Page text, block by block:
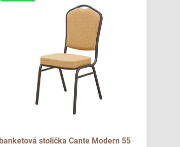
banketová stolička Cante Modern 55